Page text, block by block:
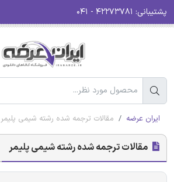
پشتیبانی:
ایران عرضه مقالات ترجمه شده رشته شیمی پلیمر
مقالات ترجمه شده رشته شیمی پلیمر